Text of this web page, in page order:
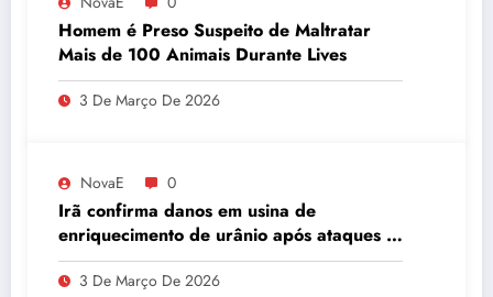
Homem é Preso Suspeito de Maltratar
Mais de 100 Animais Durante Lives
3 De Março De 2026
NovaE 0
Irã confirma danos em usina de
enriquecimento de urânio após ataques e
embaixador evita detalhes sobre
quantidade de urânio enriquecido
3 De Março De 2026